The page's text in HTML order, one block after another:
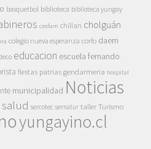
basquetbol biblioteca biblioteca yungay
cesfam chillan cholguán
colegio nueva esperanza corfo daem
educacion escuela fernando
fiestas patrias gendarmeria hospital
municipalidad Noticias
salud sercotec sernatur taller Turismo
yungayino.cl